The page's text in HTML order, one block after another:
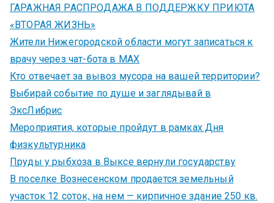
ГАРАЖНАЯ РАСПРОДАЖА В ПОДДЕРЖКУ ПРИЮТА
«ВТОРАЯ ЖИЗНЬ»
Жители Нижегородской области могут записаться к
врачу через чат-бота в MAX
Кто отвечает за вывоз мусора на вашей территории?
Выбирай событие по душе и заглядывай в
ЭксЛибрис
Мероприятия, которые пройдут в рамках Дня
физкультурника
Пруды у рыбхоза в Выксе вернули государству
В поселке Вознесенском продается земельный
участок 12 соток, на нем — кирпичное здание 250 кв.